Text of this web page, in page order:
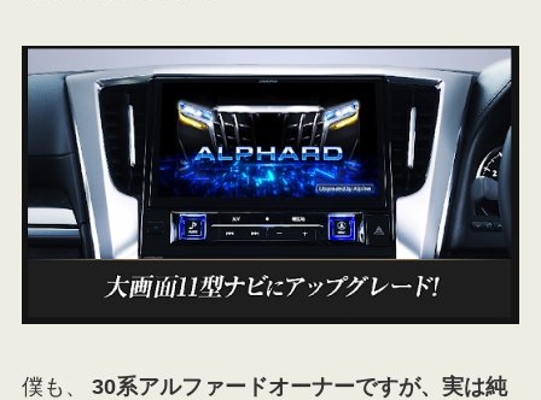
僕も、
30系アルファードオーナーですが、実は純